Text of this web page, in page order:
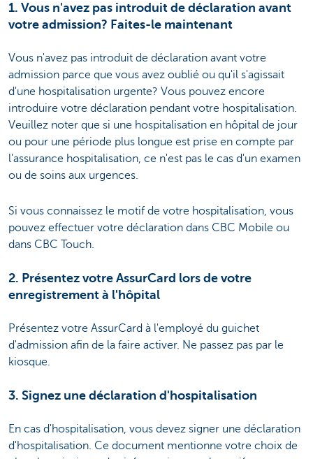
1. Vous n'avez pas introduit de déclaration avant
votre admission? Faites-le maintenant
Vous n'avez pas introduit de déclaration avant votre
admission parce que vous avez oublié ou qu'il s'agissait
d'une hospitalisation urgente? Vous pouvez encore
introduire votre déclaration pendant votre hospitalisation.
Veuillez noter que si une hospitalisation en hôpital de jour
ou pour une période plus longue est prise en compte par
l'assurance hospitalisation, ce n'est pas le cas d'un examen
ou de soins aux urgences.
Si vous connaissez le motif de votre hospitalisation, vous
pouvez effectuer votre déclaration dans CBC Mobile ou
dans CBC Touch.
2. Présentez votre AssurCard lors de votre
enregistrement à l'hôpital
Présentez votre AssurCard à l'employé du guichet
d'admission afin de la faire activer. Ne passez pas par le
kiosque.
3. Signez une déclaration d'hospitalisation
En cas d'hospitalisation, vous devez signer une déclaration
d'hospitalisation. Ce document mentionne votre choix de